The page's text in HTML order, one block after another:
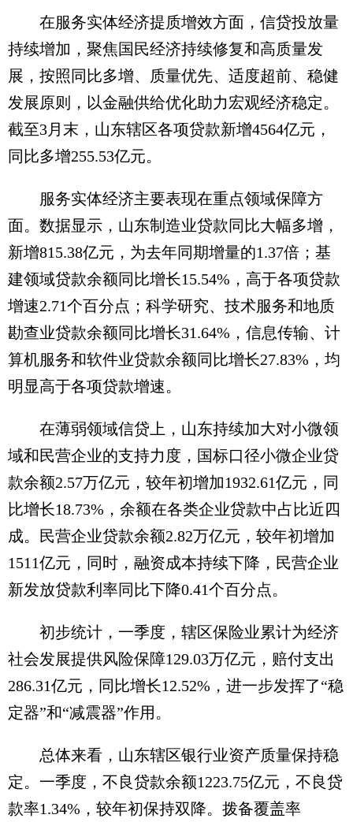
在服务实体经济提质增效方面，信贷投放量
持续增加，聚焦国民经济持续修复和高质量发
展，按照同比多增、质量优先、适度超前、稳健
发展原则，以金融供给优化助力宏观经济稳定。
截至3月末，山东辖区各项贷款新增4564亿元，
同比多增255.53亿元。
服务实体经济主要表现在重点领域保障方
面。数据显示，山东制造业贷款同比大幅多增，
新增815.38亿元，为去年同期增量的1.37倍；基
建领域贷款余额同比增长15.54%，高于各项贷款
增速2.71个百分点；科学研究、技术服务和地质
勘查业贷款余额同比增长31.64%，信息传输、计
算机服务和软件业贷款余额同比增长27.83%，均
明显高于各项贷款增速。
在薄弱领域信贷上，山东持续加大对小微领
域和民营企业的支持力度，国标口径小微企业贷
款余额2.57万亿元，较年初增加1932.61亿元，同
比增长18.73%，余额在各类企业贷款中占比近四
成。民营企业贷款余额2.82万亿元，较年初增加
1511亿元，同时，融资成本持续下降，民营企业
新发放贷款利率同比下降0.41个百分点。
初步统计，一季度，辖区保险业累计为经济
社会发展提供风险保障129.03万亿元，赔付支出
286.31亿元，同比增长12.52%，进一步发挥了“稳
定器”和“减震器”作用。
总体来看，山东辖区银行业资产质量保持稳
定。一季度，不良贷款余额1223.75亿元，不良贷
款率1.34%，较年初保持双降。拨备覆盖率